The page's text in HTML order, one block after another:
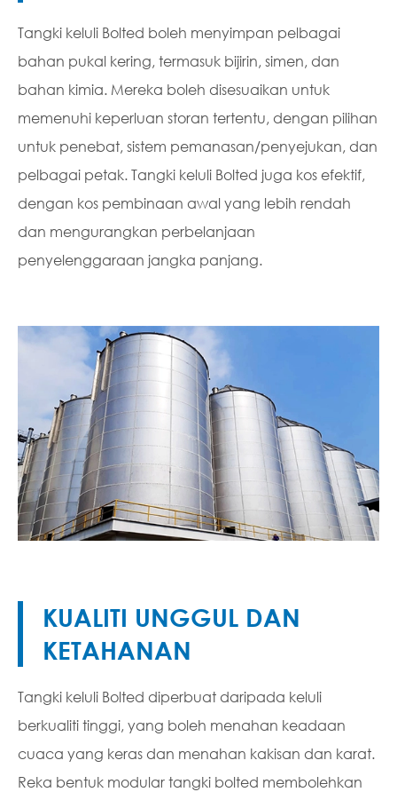
Tangki keluli Bolted boleh menyimpan pelbagai
bahan pukal kering, termasuk bijirin, simen, dan
bahan kimia. Mereka boleh disesuaikan untuk
memenuhi keperluan storan tertentu, dengan pilihan
untuk penebat, sistem pemanasan/penyejukan, dan
pelbagai petak. Tangki keluli Bolted juga kos efektif,
dengan kos pembinaan awal yang lebih rendah
dan mengurangkan perbelanjaan
penyelenggaraan jangka panjang.
KUALITI UNGGUL DAN
KETAHANAN
Tangki keluli Bolted diperbuat daripada keluli
berkualiti tinggi, yang boleh menahan keadaan
cuaca yang keras dan menahan kakisan dan karat.
Reka bentuk modular tangki bolted membolehkan